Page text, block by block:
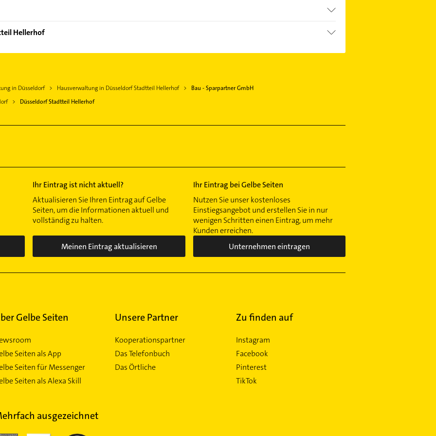
Hellerhof
in Düsseldorf Hausverwaltung in Düsseldorf Stadtteil Hellerhof
Bau - Sparpartner GmbH
Düsseldorf Stadtteil Hellerhof
Ihr Eintrag ist nicht aktuell?
Aktualisieren Sie Ihren Eintrag auf Gelbe
Seiten, um die Informationen aktuell und
vollständig zu halten.
Meinen Eintrag aktualisieren
Ihr Eintrag bei Gelbe Seiten
Nutzen Sie unser kostenloses
Einstiegsangebot und erstellen Sie in nur
wenigen Schritten einen Eintrag, um mehr
Kunden erreichen.
Unternehmen eintragen
Gelbe Seiten
Seiten als App
Seiten für Messenger
Seiten als Alexa Skill
Unsere Partner
Kooperationspartner
Das Telefonbuch
Das Örtliche
Zu finden auf
Instagram
Facebook
Pinterest
TikTok
ausgezeichnet